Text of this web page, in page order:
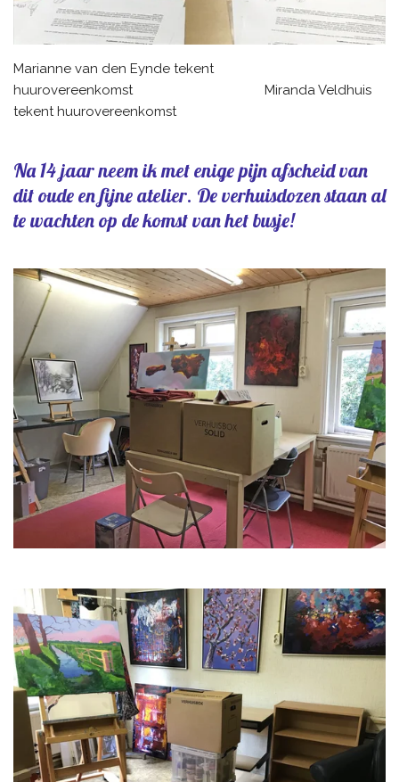
Marianne van den Eynde tekent
huurovereenkomst Miranda Veldhuis
tekent huurovereenkomst
Na 14 jaar neem ik met enige pijn afscheid van
dit oude en fijne atelier. De verhuisdozen staan al
te wachten op de komst van het busje!